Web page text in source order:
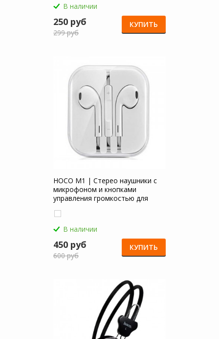
В наличии
250 руб
299 руб
КУПИТЬ
HOCO M1 | Стерео наушники с
микрофоном и кнопками
управления громкостью для
В наличии
450 руб
600 руб
КУПИТЬ